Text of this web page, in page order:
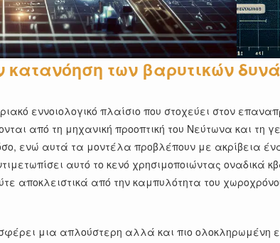
κατανόηση των βαρυτικών
εννοιολογικό πλαίσιο που στοχεύει στον
από τη μηχανική προοπτική του Νεύτωνα και τη
ενώ αυτά τα μοντέλα προβλέπουν με ακρίβεια
αυτό το κενό χρησιμοποιώντας οναδικά
αποκλειστικά από την καμπυλότητα του
μια απλούστερη αλλά και πιο ολοκληρωμένη